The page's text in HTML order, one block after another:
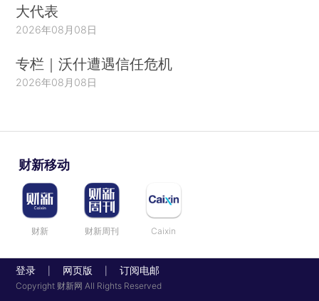
大代表
2026年08月08日
专栏｜沃什遭遇信任危机
2026年08月08日
财新移动
财新 财新周刊 Caixin
登录 网页版 订阅电邮
Copyright 财新网 All Rights Reserved